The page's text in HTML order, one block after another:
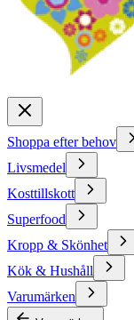
Shoppa efter behov
Livsmedel
Kosttillskott
Superfood
Kropp & Skönhet
Kök & Hushåll
Varumärken